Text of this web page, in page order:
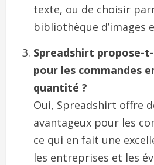
texte, ou de choisir
bibliothèque d’images
Spreadshirt propose-
pour les commandes
quantité ?
Oui, Spreadshirt offre
avantageux pour les
ce qui en fait une
les entreprises et les